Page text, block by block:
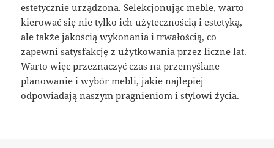
estetycznie urządzona. Selekcjonując meble, warto
kierować się nie tylko ich użytecznością i estetyką,
ale także jakością wykonania i trwałością, co
zapewni satysfakcję z użytkowania przez liczne lat.
Warto więc przeznaczyć czas na przemyślane
planowanie i wybór mebli, jakie najlepiej
odpowiadają naszym pragnieniom i stylowi życia.